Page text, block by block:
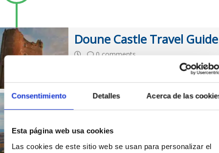
Consentimiento Detalles Acerca de las
Esta página web usa cookies
Las cookies de este sitio web se usan para personalizar el
Doune Castle Travel Guide
0 comments
The weather in the
Scottish capital –
Edinburgh
0 comments